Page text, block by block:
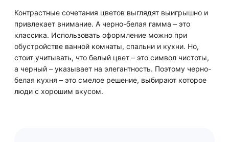
Контрастные сочетания цветов выглядят выигрышно и
привлекает внимание. А черно-белая гамма – это
классика. Использовать оформление можно при
обустройстве ванной комнаты, спальни и кухни. Но,
стоит учитывать, что белый цвет – это символ чистоты,
а черный – указывает на элегантность. Поэтому черно-
белая кухня – это смелое решение, выбирают которое
люди с хорошим вкусом.